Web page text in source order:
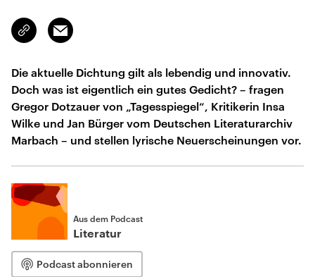
Link
kopieren/teilen
Email
Die aktuelle Dichtung gilt als lebendig und innovativ.
Doch was ist eigentlich ein gutes Gedicht? – fragen
Gregor Dotzauer von „Tagesspiegel“, Kritikerin Insa
Wilke und Jan Bürger vom Deutschen Literaturarchiv
Marbach – und stellen lyrische Neuerscheinungen vor.
Aus dem Podcast
Literatur
Podcast abonnieren